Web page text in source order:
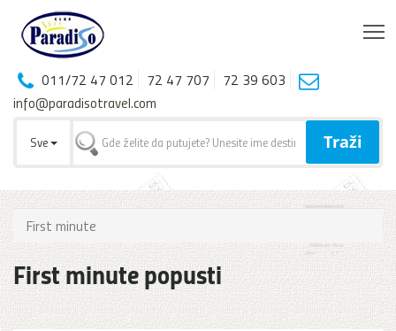
011/72 47 012 72 47 707
72 39 603
info@paradisotravel.com
Sve Traži
First minute
First minute popusti